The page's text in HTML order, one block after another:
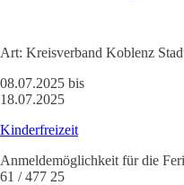
Art: Kreisverband Koblenz
08.07.2025 bis
18.07.2025
Kinderfreizeit
Anmeldemöglichkeit für die
61 / 477 25